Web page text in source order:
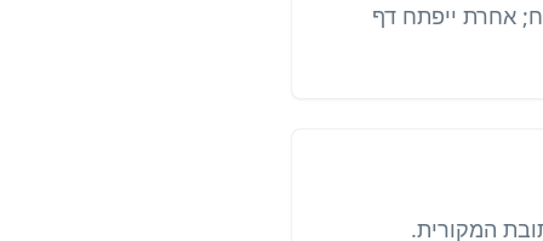
אחרת ייפתח דף